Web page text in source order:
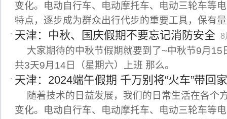
变化。电动自行车、电动摩托车、电动三轮车等
特点，逐步成为群众出行代步的重要工具，保有
天津：中秋、国庆假期不要忘记消防安全 8
大家期待的中秋节假期就要到了~中秋节9月15
共3天9月14日（星期六）上班 那么。
天津：2024端午假期 千万别将“火车”带回家
随着技术的日益发展，我们的日常生活在各个
变化。电动自行车、电动摩托车、电动三轮车等